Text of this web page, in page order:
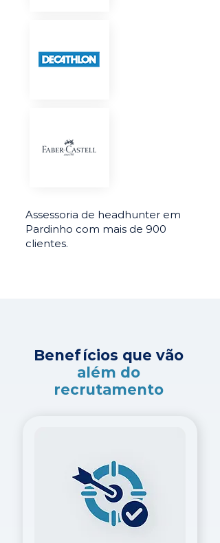
Assessoria de headhunter em
Pardinho com mais de 900
clientes.
Benefícios que vão
além do
recrutamento